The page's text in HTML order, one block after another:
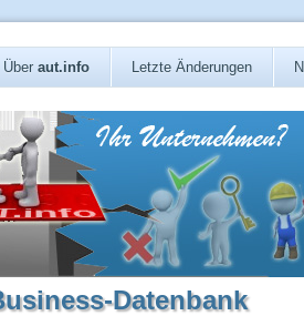
Über aut.info Letzte Änderungen
Datenbank